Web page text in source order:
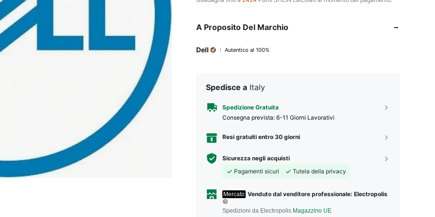
A Proposito Del Marchio
Dell Autentico al 100%
Spedisce a Italy
Spedizione Gratuita
Consegna prevista: 6-11 Giorni Lavorativi
Resi gratuiti entro 30 giorni
Sicurezza negli acquisti
Pagamenti sicuri
Tutela della privacy
Mercato Venduto dal venditore professionale: Electropolis
Spedizioni da Electropolis Magazzino UE